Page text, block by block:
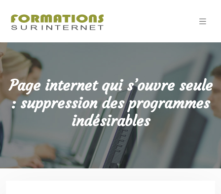
Page internet qui s’ouvre seule
: suppression des programmes
indésirables